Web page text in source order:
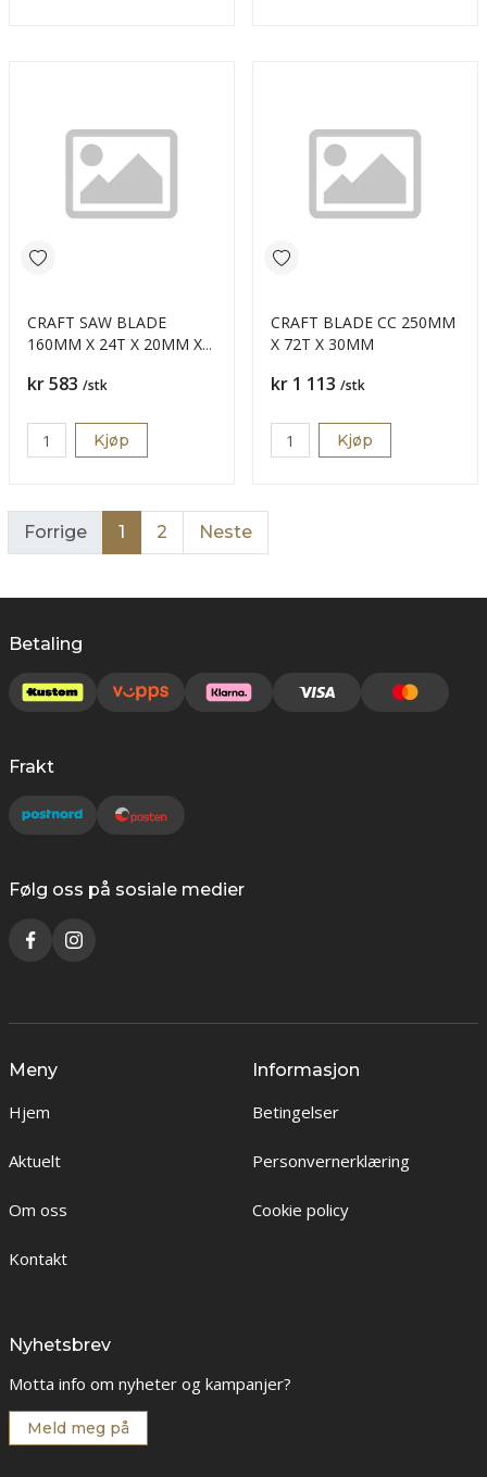
CRAFT SAW BLADE
160MM X 24T X 20MM X
Pris
kr 583 /stk
Kjøp
CRAFT BLADE CC 250MM
X 72T X 30MM
Pris
kr 1 113 /stk
Kjøp
Forrige 1 2 Neste
Betaling
Frakt
Følg oss på sosiale medier
Meny
Hjem
Aktuelt
Om oss
Kontakt
Informasjon
Betingelser
Personvernerklæring
Cookie policy
Nyhetsbrev
Motta info om nyheter og kampanjer?
Meld meg på